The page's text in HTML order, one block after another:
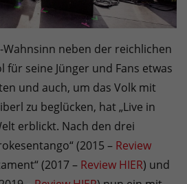
neben der reichlichen
für seine Jünger und Fans etwas
und auch, um das Volk mit
zu beglücken, hat „Live in
erblickt. Nach den drei
(2015 – Review
(2017 – Review HIER) und